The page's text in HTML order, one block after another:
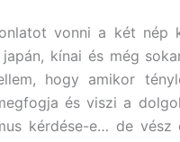
vonni a két nép
kínai és még
hogy amikor
és viszi a
kérdése-e… de vész